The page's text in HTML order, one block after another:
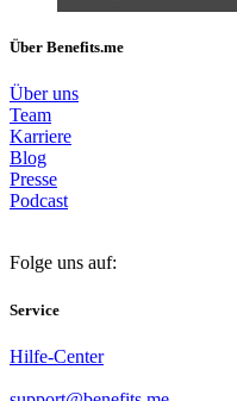
Über Benefits.me
Über uns
Team
Karriere
Blog
Presse
Podcast
Folge uns auf:
Service
Hilfe-Center